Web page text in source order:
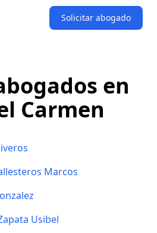
Solicitar abogado
en
Carmen
Marcos
Usibel